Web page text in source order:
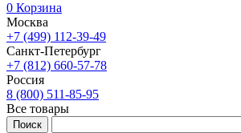
0 Корзина
Москва
+7 (499) 112-39-49
Санкт-Петербург
+7 (812) 660-57-78
Россия
8 (800) 511-85-95
Все товары